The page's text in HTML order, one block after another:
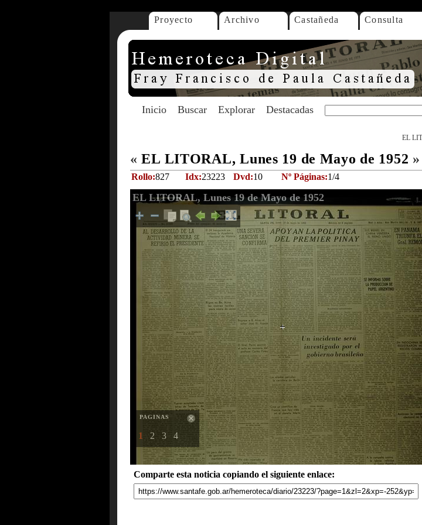
Proyecto Archivo Castañeda Consulta
Inicio Buscar Explorar Destacadas
EL
« EL LITORAL, Lunes 19 de Mayo de 1952 »
Rollo:827 Idx:23223 Dvd:10 Nº Páginas:1/4
EL LITORAL, Lunes 19 de Mayo de 1952
PAGINAS
1 2 3 4
Comparte esta noticia copiando el siguiente enlace: